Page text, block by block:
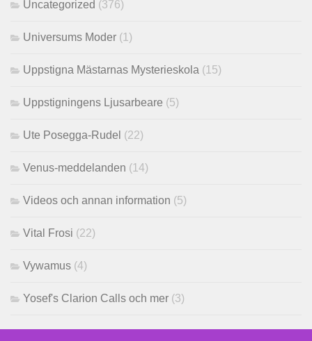
Uncategorized (376)
Universums Moder (1)
Uppstigna Mästarnas Mysterieskola (15)
Uppstigningens Ljusarbeare (5)
Ute Posegga-Rudel (22)
Venus-meddelanden (14)
Videos och annan information (5)
Vital Frosi (22)
Vywamus (4)
Yosef's Clarion Calls och mer (3)